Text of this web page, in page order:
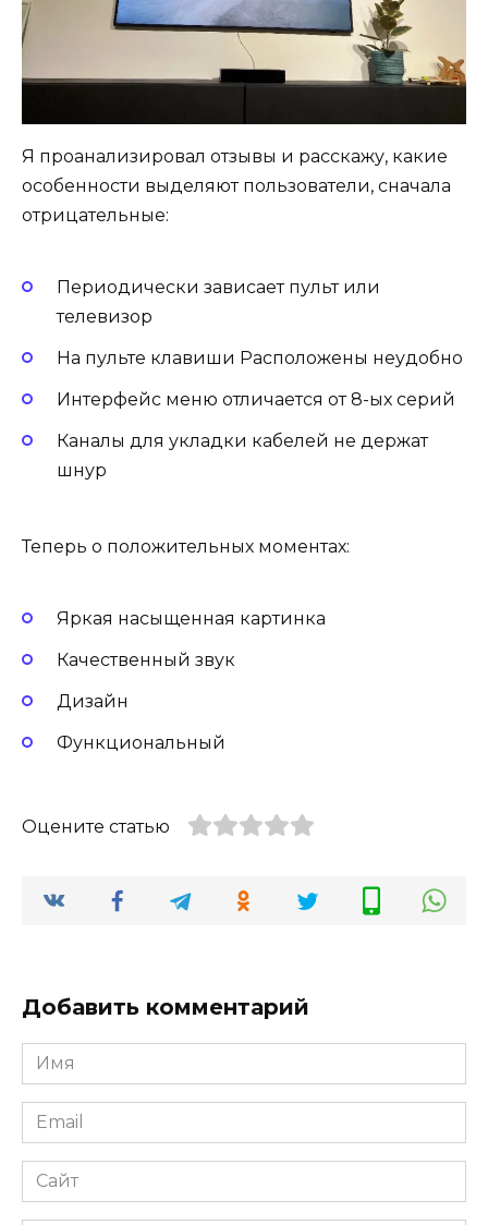
Я проанализировал отзывы и расскажу, какие
особенности выделяют пользователи, сначала
отрицательные:
Периодически зависает пульт или
телевизор
На пульте клавиши Расположены неудобно
Интерфейс меню отличается от 8-ых серий
Каналы для укладки кабелей не держат
шнур
Теперь о положительных моментах:
Яркая насыщенная картинка
Качественный звук
Дизайн
Функциональный
Оцените статью
Добавить комментарий
Имя
Email
Сайт